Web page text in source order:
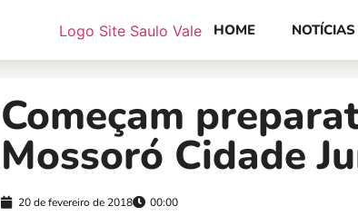
HOME NOTÍCIAS
Começam
Mossoró Cidade
20 de fevereiro de 2018 00:00